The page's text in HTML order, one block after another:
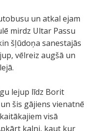
un atkal ejam
mirdz Ultar Passu
šļūdoņa sanestajās
vēlreiz augšā un
lejup līdz Borit
šis gājiens vienatnē
visā
kalni, kaut kur